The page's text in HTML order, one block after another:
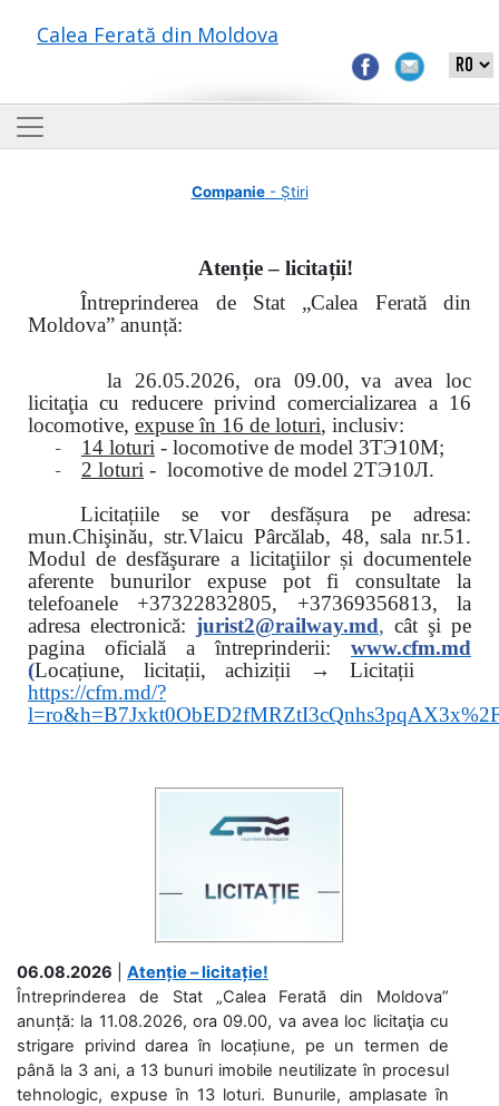
Calea Ferată din Moldova
Companie- Știri
Atenție – licitații!
Întreprinderea de Stat „Calea Ferată din
Moldova” anunță:
la 26.05.2026, ora 09.00, va avea loc
licitaţia cu reducere privind comercializarea a 16
locomotive, expuse în 16 de loturi, inclusiv:
- 14 loturi - locomotive de model 3ТЭ10М;
- 2 loturi - locomotive de model 2ТЭ10Л.
Licitațiile se vor desfășura pe adresa:
mun.Chişinău, str.Vlaicu Pârcălab, 48, sala nr.51.
Modul de desfăşurare a licitaţiilor și documentele
aferente bunurilor expuse pot fi consultate la
telefoanele +37322832805, +37369356813, la
adresa electronică: jurist2@railway.md, cât şi pe
pagina oficială a întreprinderii:
www.cfm.md
(Locațiune, licitații, achiziții → Licitații
https://cfm.md/?
06.08.2026
Atenție – licitație!
Întreprinderea de Stat „Calea Ferată din Moldova”
anunță: la 11.08.2026, ora 09.00, va avea loc licitaţia cu
strigare privind darea în locațiune, pe un termen de
până la 3 ani, a 13 bunuri imobile neutilizate în procesul
tehnologic, expuse în 13 loturi. Bunurile, amplasate în